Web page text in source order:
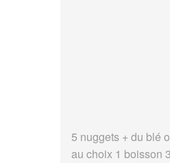
5 nuggets + du blé
au choix 1 boisson